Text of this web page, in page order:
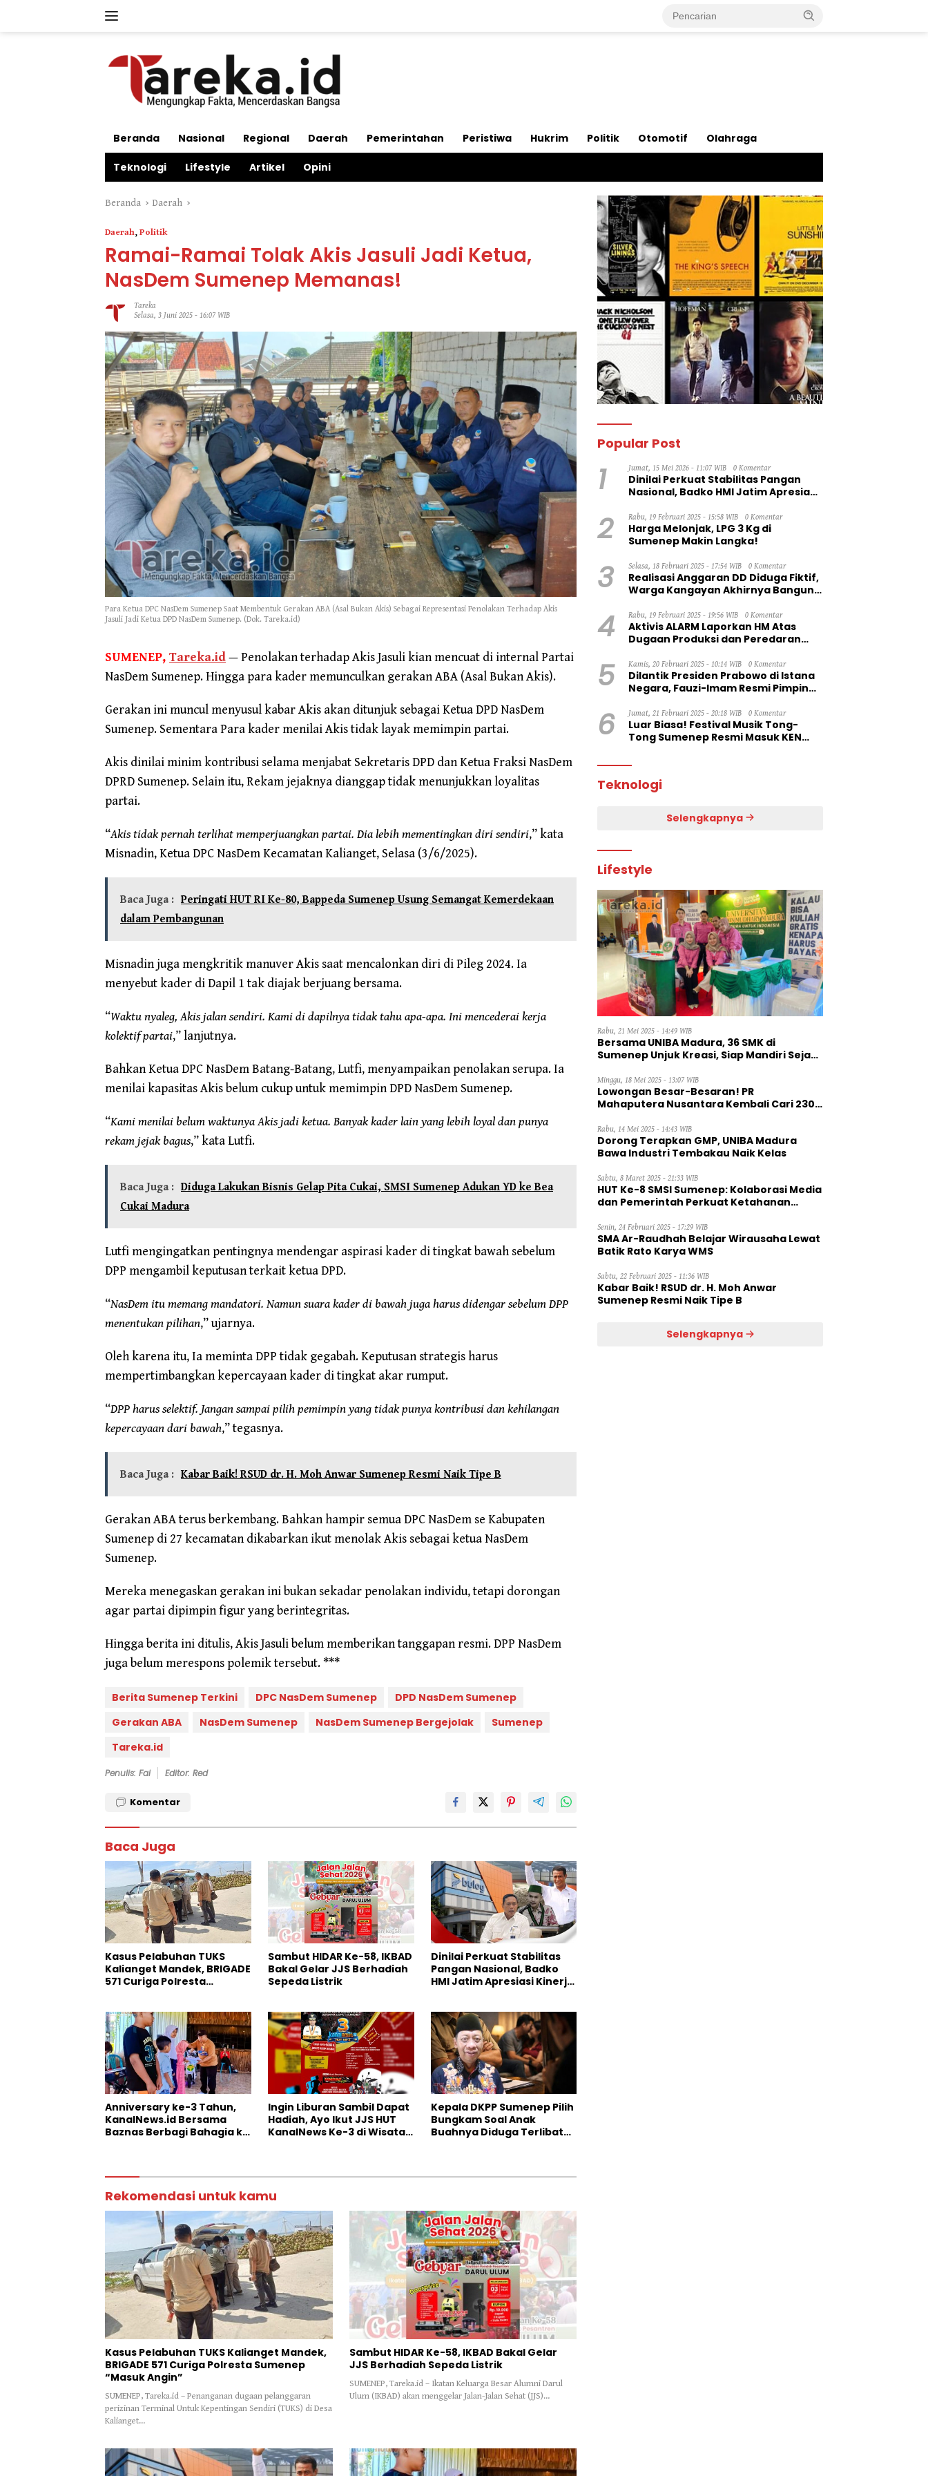
Beranda Nasional Regional Daerah Pemerintahan Peristiwa Hukrim Politik Otomotif Olahraga
Teknologi Lifestyle Artikel Opini
Beranda Daerah
Daerah, Politik
Ramai-Ramai Tolak Akis Jasuli Jadi Ketua,
NasDem Sumenep Memanas!
Tareka
Selasa, 3 Juni 2025 - 16:07 WIB
Para Ketua DPC NasDem Sumenep Saat Membentuk Gerakan ABA (Asal Bukan Akis) Sebagai Representasi Penolakan Terhadap Akis
Jasuli Jadi Ketua DPD NasDem Sumenep. (Dok. Tareka.id)
SUMENEP, Tareka.id— Penolakan terhadap Akis Jasuli kian mencuat di internal Partai
NasDem Sumenep. Hingga para kader memunculkan gerakan ABA (Asal Bukan Akis).
Gerakan ini muncul menyusul kabar Akis akan ditunjuk sebagai Ketua DPD NasDem
Sumenep. Sementara Para kader menilai Akis tidak layak memimpin partai.
Akis dinilai minim kontribusi selama menjabat Sekretaris DPD dan Ketua Fraksi NasDem
DPRD Sumenep. Selain itu, Rekam jejaknya dianggap tidak menunjukkan loyalitas
partai.
“Akis tidak pernah terlihat memperjuangkan partai. Dia lebih mementingkan diri sendiri,” kata
Misnadin, Ketua DPC NasDem Kecamatan Kalianget, Selasa (3/6/2025).
Baca Juga : Peringati HUT RI Ke-80, Bappeda Sumenep Usung Semangat Kemerdekaan
dalam Pembangunan
Misnadin juga mengkritik manuver Akis saat mencalonkan diri di Pileg 2024. Ia
menyebut kader di Dapil 1 tak diajak berjuang bersama.
“Waktu nyaleg, Akis jalan sendiri. Kami di dapilnya tidak tahu apa-apa. Ini mencederai kerja
kolektif partai,” lanjutnya.
Bahkan Ketua DPC NasDem Batang-Batang, Lutfi, menyampaikan penolakan serupa. Ia
menilai kapasitas Akis belum cukup untuk memimpin DPD NasDem Sumenep.
“Kami menilai belum waktunya Akis jadi ketua. Banyak kader lain yang lebih loyal dan punya
rekam jejak bagus,” kata Lutfi.
Baca Juga : Diduga Lakukan Bisnis Gelap Pita Cukai, SMSI Sumenep Adukan YD ke Bea
Cukai Madura
Lutfi mengingatkan pentingnya mendengar aspirasi kader di tingkat bawah sebelum
DPP mengambil keputusan terkait ketua DPD.
“NasDem itu memang mandatori. Namun suara kader di bawah juga harus didengar sebelum DPP
menentukan pilihan,” ujarnya.
Oleh karena itu, Ia meminta DPP tidak gegabah. Keputusan strategis harus
mempertimbangkan kepercayaan kader di tingkat akar rumput.
“DPP harus selektif. Jangan sampai pilih pemimpin yang tidak punya kontribusi dan kehilangan
kepercayaan dari bawah,” tegasnya.
Baca Juga : Kabar Baik! RSUD dr. H. Moh Anwar Sumenep Resmi Naik Tipe B
Gerakan ABA terus berkembang. Bahkan hampir semua DPC NasDem se Kabupaten
Sumenep di 27 kecamatan dikabarkan ikut menolak Akis sebagai ketua NasDem
Sumenep.
Mereka menegaskan gerakan ini bukan sekadar penolakan individu, tetapi dorongan
agar partai dipimpin figur yang berintegritas.
Hingga berita ini ditulis, Akis Jasuli belum memberikan tanggapan resmi. DPP NasDem
juga belum merespons polemik tersebut. ***
Berita Sumenep Terkini DPC NasDem Sumenep
DPD NasDem Sumenep
Gerakan ABA
NasDem Sumenep NasDem Sumenep Bergejolak
Sumenep
Tareka.id
Penulis: Fai Editor: Red
Komentar
Baca Juga
Kasus Pelabuhan TUKS
Kalianget Mandek, BRIGADE
571 Curiga Polresta
Sambut HIDAR Ke-58, IKBAD
Bakal Gelar JJS Berhadiah
Sepeda Listrik
Dinilai Perkuat Stabilitas
Pangan Nasional, Badko
HMI Jatim Apresiasi Kinerja
Anniversary ke-3 Tahun,
KanalNews.id Bersama
Baznas Berbagi Bahagia ke
Ingin Liburan Sambil Dapat
Hadiah, Ayo Ikut JJS HUT
KanalNews Ke-3 di Wisata
Kepala DKPP Sumenep Pilih
Bungkam Soal Anak
Buahnya Diduga Terlibat
Rekomendasi untuk kamu
Kasus Pelabuhan TUKS Kalianget Mandek,
BRIGADE 571 Curiga Polresta Sumenep
“Masuk Angin”
SUMENEP, Tareka.id – Penanganan dugaan pelanggaran
perizinan Terminal Untuk Kepentingan Sendiri (TUKS) di Desa
Kalianget…
Sambut HIDAR Ke-58, IKBAD Bakal Gelar
JJS Berhadiah Sepeda Listrik
SUMENEP, Tareka.id – Ikatan Keluarga Besar Alumni Darul
Ulum (IKBAD) akan menggelar Jalan-Jalan Sehat (JJS)…
Popular Post
1 Jumat, 15 Mei 2026 - 11:07 WIB 0 Komentar
Dinilai Perkuat Stabilitas Pangan
Nasional, Badko HMI Jatim Apresiasi
2 Rabu, 19 Februari 2025 - 15:58 WIB 0 Komentar
Harga Melonjak, LPG 3 Kg di
Sumenep Makin Langka!
3 Selasa, 18 Februari 2025 - 17:54 WIB 0 Komentar
Realisasi Anggaran DD Diduga Fiktif,
Warga Kangayan Akhirnya Bangun
4 Rabu, 19 Februari 2025 - 19:56 WIB 0 Komentar
Aktivis ALARM Laporkan HM Atas
Dugaan Produksi dan Peredaran
5 Kamis, 20 Februari 2025 - 10:14 WIB 0 Komentar
Dilantik Presiden Prabowo di Istana
Negara, Fauzi-Imam Resmi Pimpin
6 Jumat, 21 Februari 2025 - 20:18 WIB 0 Komentar
Luar Biasa! Festival Musik Tong-
Tong Sumenep Resmi Masuk KEN
Teknologi
Selengkapnya
Lifestyle
Rabu, 21 Mei 2025 - 14:49 WIB
Bersama UNIBA Madura, 36 SMK di
Sumenep Unjuk Kreasi, Siap Mandiri Sejak
Minggu, 18 Mei 2025 - 13:07 WIB
Lowongan Besar-Besaran! PR
Mahaputera Nusantara Kembali Cari 230
Rabu, 14 Mei 2025 - 14:43 WIB
Dorong Terapkan GMP, UNIBA Madura
Bawa Industri Tembakau Naik Kelas
Sabtu, 8 Maret 2025 - 21:33 WIB
HUT Ke-8 SMSI Sumenep: Kolaborasi Media
dan Pemerintah Perkuat Ketahanan
Senin, 24 Februari 2025 - 17:29 WIB
SMA Ar-Raudhah Belajar Wirausaha Lewat
Batik Rato Karya WMS
Sabtu, 22 Februari 2025 - 11:36 WIB
Kabar Baik! RSUD dr. H. Moh Anwar
Sumenep Resmi Naik Tipe B
Selengkapnya